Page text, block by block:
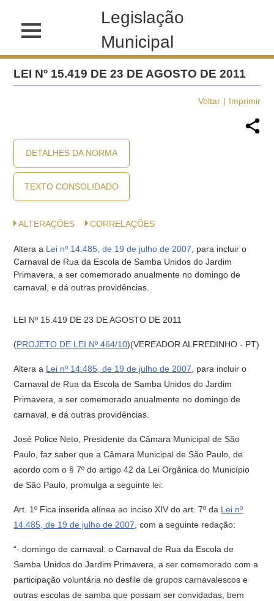
Legislação
Municipal
LEI Nº 15.419 DE 23 DE AGOSTO DE 2011
Voltar Imprimir
DETALHES DA NORMA
TEXTO CONSOLIDADO
ALTERAÇÕES CORRELAÇÕES
Altera a Lei nº 14.485, de 19 de julho de 2007 , para incluir o
Carnaval de Rua da Escola de Samba Unidos do Jardim
Primavera, a ser comemorado anualmente no domingo de
carnaval, e dá outras providências.
LEI Nº 15.419 DE 23 DE AGOSTO DE 2011
(PROJETO DE LEI Nº 464/10)(VEREADOR ALFREDINHO - PT)
Altera a Lei nº 14.485, de 19 de julho de 2007 , para incluir o
Carnaval de Rua da Escola de Samba Unidos do Jardim
Primavera, a ser comemorado anualmente no domingo de
carnaval, e dá outras providências.
José Police Neto, Presidente da Câmara Municipal de São
Paulo, faz saber que a Câmara Municipal de São Paulo, de
acordo com o § 7º do artigo 42 da Lei Orgânica do Município
de São Paulo, promulga a seguinte lei:
Art. 1º Fica inserida alínea ao inciso XIV do art. 7º da Lei nº
14.485, de 19 de julho de 2007 , com a seguinte redação:
“- domingo de carnaval: o Carnaval de Rua da Escola de
Samba Unidos do Jardim Primavera, a ser comemorado com a
participação voluntária no desfile de grupos carnavalescos e
outras escolas de samba que possam ser convidadas, bem